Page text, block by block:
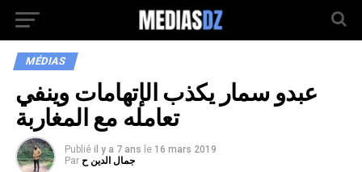
MÉDIAS
عبدو سمار يكذب الإتهامات وينفي
تعامله مع المغاربة
Publié il y a 7 ans le 16 mars 2019
Par جمال الدين ح